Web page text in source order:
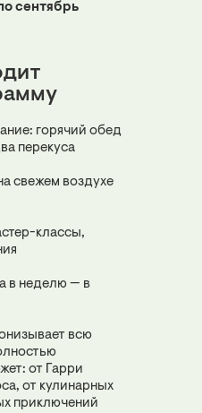
сентябрь
горячий обед
перекуса
свежем воздухе
классы,
в неделю — в
всю
от Гарри
от кулинарных
приключений